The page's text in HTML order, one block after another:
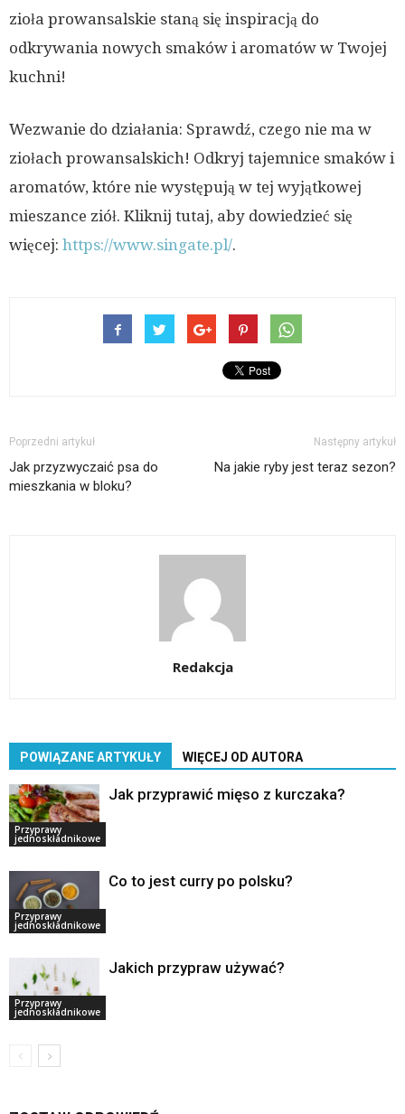
zioła prowansalskie staną się inspiracją do
odkrywania nowych smaków i aromatów w Twojej
kuchni!
Wezwanie do działania: Sprawdź, czego nie ma w
ziołach prowansalskich! Odkryj tajemnice smaków i
aromatów, które nie występują w tej wyjątkowej
mieszance ziół. Kliknij tutaj, aby dowiedzieć się
więcej: https://www.singate.pl/.
Poprzedni artykuł
Jak przyzwyczaić psa do
mieszkania w bloku?
Następny artykuł
Na jakie ryby jest teraz sezon?
Redakcja
POWIĄZANE ARTYKUŁY WIĘCEJ OD AUTORA
Przyprawy
jednoskładnikowe
Jak przyprawić mięso z kurczaka?
Przyprawy
jednoskładnikowe
Co to jest curry po polsku?
Przyprawy
jednoskładnikowe
Jakich przypraw używać?